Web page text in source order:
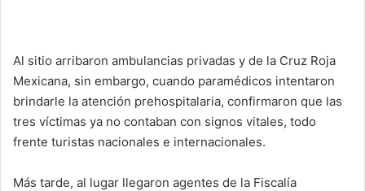
Al sitio arribaron ambulancias privadas y de la Cruz Roja
Mexicana, sin embargo, cuando paramédicos intentaron
brindarle la atención prehospitalaria, confirmaron que las
tres víctimas ya no contaban con signos vitales, todo
frente turistas nacionales e internacionales.
Más tarde, al lugar llegaron agentes de la Fiscalía